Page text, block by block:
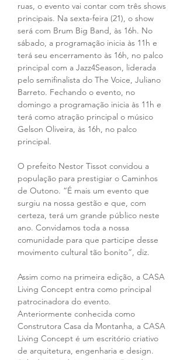
ruas, o evento vai contar com três shows
principais. Na sexta-feira (21), o show
será com Brum Big Band, às 16h. No
sábado, a programação inicia às 11h e
terá seu encerramento às 16h, no palco
principal com a Jazz4Season, liderada
pelo semifinalista do The Voice, Juliano
Barreto. Fechando o evento, no
domingo a programação inicia às 11h e
terá como atração principal o músico
Gelson Oliveira, às 16h, no palco
principal.
O prefeito Nestor Tissot convidou a
população para prestigiar o Caminhos
de Outono. “É mais um evento que
surgiu na nossa gestão e que, com
certeza, terá um grande público neste
ano. Convidamos toda a nossa
comunidade para que participe desse
movimento cultural tão bonito”, diz.
Assim como na primeira edição, a CASA
Living Concept entra como principal
patrocinadora do evento.
Anteriormente conhecida como
Construtora Casa da Montanha, a CASA
Living Concept é um escritório criativo
de arquitetura, engenharia e design.